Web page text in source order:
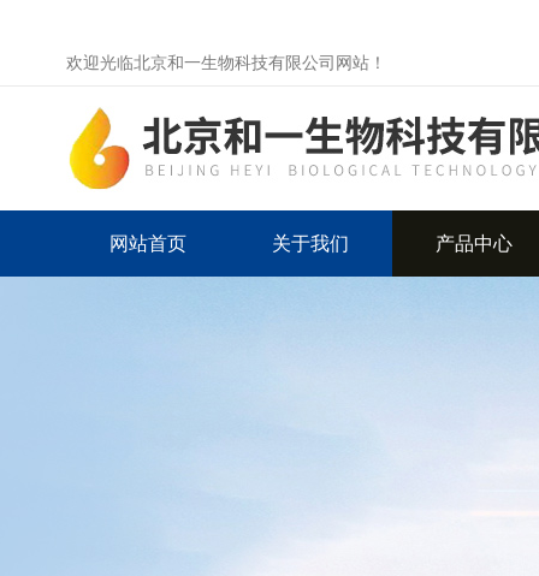
欢迎光临北京和一生物科技有限公司网站！
网站首页 关于我们 产品中心